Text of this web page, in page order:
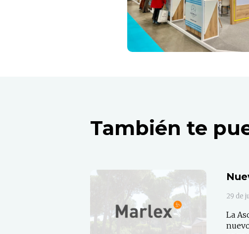
También te
29 de
La